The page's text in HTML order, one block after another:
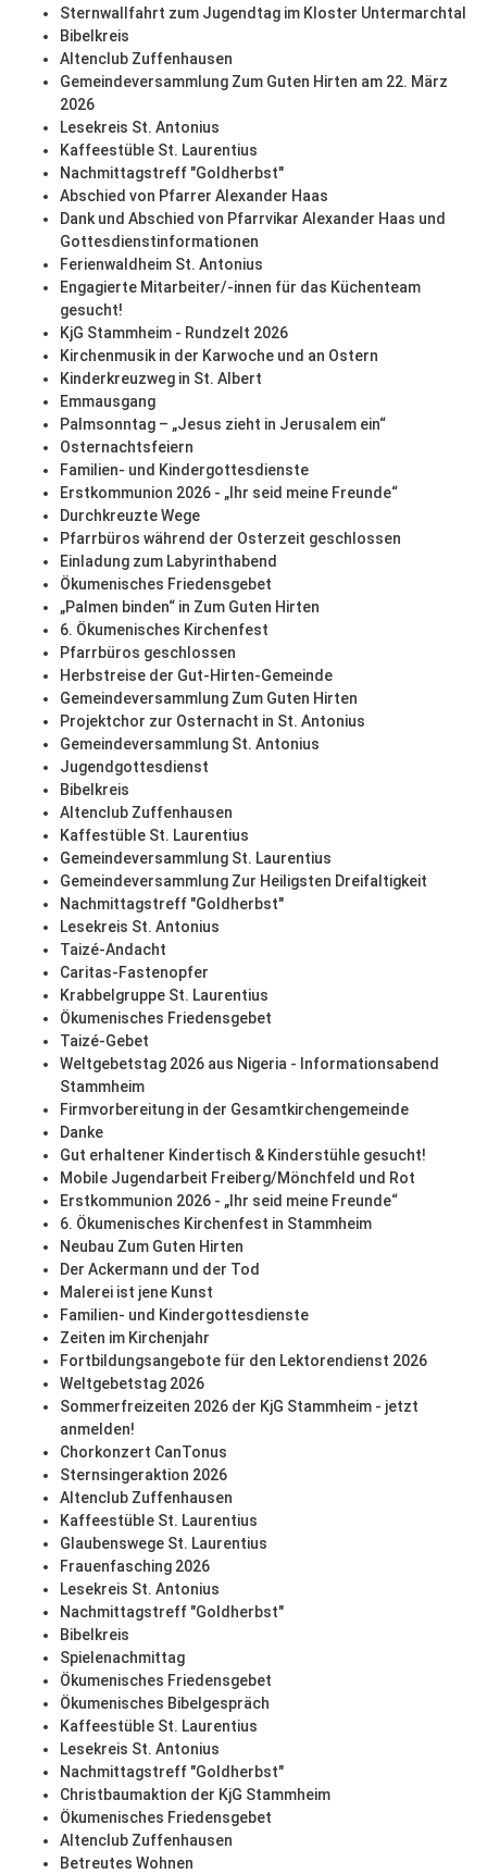
Sternwallfahrt zum Jugendtag im Kloster Untermarchtal
Bibelkreis
Altenclub Zuffenhausen
Gemeindeversammlung Zum Guten Hirten am 22. März
2026
Lesekreis St. Antonius
Kaffeestüble St. Laurentius
Nachmittagstreff "Goldherbst"
Abschied von Pfarrer Alexander Haas
Dank und Abschied von Pfarrvikar Alexander Haas und
Gottesdienstinformationen
Ferienwaldheim St. Antonius
Engagierte Mitarbeiter/-innen für das Küchenteam
gesucht!
KjG Stammheim - Rundzelt 2026
Kirchenmusik in der Karwoche und an Ostern
Kinderkreuzweg in St. Albert
Emmausgang
Palmsonntag – „Jesus zieht in Jerusalem ein“
Osternachtsfeiern
Familien- und Kindergottesdienste
Erstkommunion 2026 - „Ihr seid meine Freunde“
Durchkreuzte Wege
Pfarrbüros während der Osterzeit geschlossen
Einladung zum Labyrinthabend
Ökumenisches Friedensgebet
„Palmen binden“ in Zum Guten Hirten
6. Ökumenisches Kirchenfest
Pfarrbüros geschlossen
Herbstreise der Gut-Hirten-Gemeinde
Gemeindeversammlung Zum Guten Hirten
Projektchor zur Osternacht in St. Antonius
Gemeindeversammlung St. Antonius
Jugendgottesdienst
Bibelkreis
Altenclub Zuffenhausen
Kaffestüble St. Laurentius
Gemeindeversammlung St. Laurentius
Gemeindeversammlung Zur Heiligsten Dreifaltigkeit
Nachmittagstreff "Goldherbst"
Lesekreis St. Antonius
Taizé-Andacht
Caritas-Fastenopfer
Krabbelgruppe St. Laurentius
Ökumenisches Friedensgebet
Taizé-Gebet
Weltgebetstag 2026 aus Nigeria - Informationsabend
Stammheim
Firmvorbereitung in der Gesamtkirchengemeinde
Danke
Gut erhaltener Kindertisch & Kinderstühle gesucht!
Mobile Jugendarbeit Freiberg/Mönchfeld und Rot
Erstkommunion 2026 - „Ihr seid meine Freunde“
6. Ökumenisches Kirchenfest in Stammheim
Neubau Zum Guten Hirten
Der Ackermann und der Tod
Malerei ist jene Kunst
Familien- und Kindergottesdienste
Zeiten im Kirchenjahr
Fortbildungsangebote für den Lektorendienst 2026
Weltgebetstag 2026
Sommerfreizeiten 2026 der KjG Stammheim - jetzt
anmelden!
Chorkonzert CanTonus
Sternsingeraktion 2026
Altenclub Zuffenhausen
Kaffeestüble St. Laurentius
Glaubenswege St. Laurentius
Frauenfasching 2026
Lesekreis St. Antonius
Nachmittagstreff "Goldherbst"
Bibelkreis
Spielenachmittag
Ökumenisches Friedensgebet
Ökumenisches Bibelgespräch
Kaffeestüble St. Laurentius
Lesekreis St. Antonius
Nachmittagstreff "Goldherbst"
Christbaumaktion der KjG Stammheim
Ökumenisches Friedensgebet
Altenclub Zuffenhausen
Betreutes Wohnen